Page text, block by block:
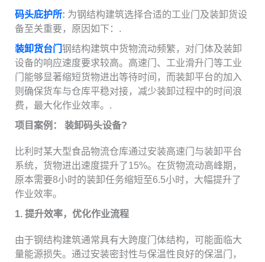
码头庇护所: 为钢结构建筑选择合适的工业门及装卸货设
备至关重要，原因如下：.
装卸货台门 钢结构建筑中货物流动频繁，对门体及装卸
设备的响应速度要求较高。高速门、工业滑升门等工业
门能够显著缩短货物进出等待时间，而装卸平台的加入
则确保货车与仓库平稳对接，减少装卸过程中的时间浪
费，最大化作业效率。.
项目案例： 装卸码头设备?
比利时某大型食品物流仓库通过安装高速门与装卸平台
系统，货物进出速度提升了15%。在货物流动高峰期，
原本需要8小时的装卸任务缩短至6.5小时，大幅提升了
作业效率。
1. 提升效率，优化作业流程
由于钢结构建筑通常具有大跨度门体结构，可能面临大
量能源损失。通过安装密封性与保温性良好的保温门，